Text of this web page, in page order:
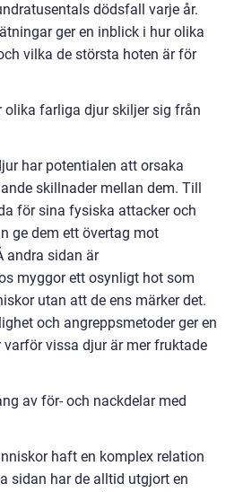
dödsfall varje år.
ger en inblick i hur olika
vilka de största hoten är för
olika farliga djur skiljer sig från
har potentialen att orsaka
skillnader mellan dem. Till
för sina fysiska attacker och
ge dem ett övertag mot
andra sidan är
myggor ett osynligt hot som
utan att de ens märker det.
och angreppsmetoder ger en
vissa djur är mer fruktade
av för- och nackdelar med
haft en komplex relation
sidan har de alltid utgjort en